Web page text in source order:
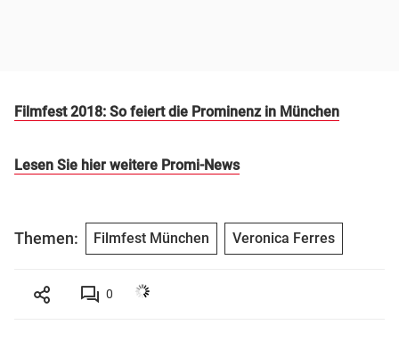
Filmfest 2018: So feiert die Prominenz in München
Lesen Sie hier weitere Promi-News
Themen: Filmfest München Veronica Ferres
0